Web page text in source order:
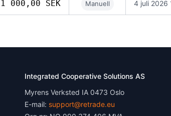
1 000,00 SEK Manuell 4 juli 2026
Integrated Cooperative Solutions AS
Myrens Verksted IA 0473 Oslo
E-mail: support@retrade.eu